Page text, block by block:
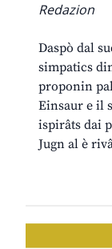
Redazion
Daspò dal
simpatics
proponin
Einsaur e il
ispirâts dai
Jugn al è